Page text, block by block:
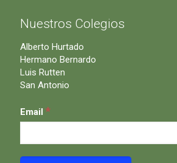
Nuestros Colegios
Alberto Hurtado
Hermano Bernardo
Luis Rutten
San Antonio
Email *